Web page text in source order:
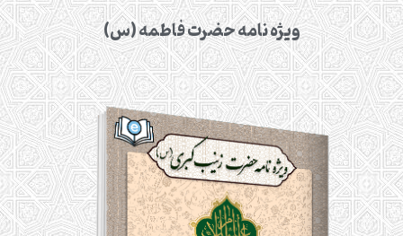
ویژه نامه حضرت فاطمه (س)